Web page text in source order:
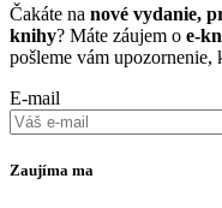
Čakáte na nové vydanie,
knihy? Máte záujem o e-
pošleme vám
E-mail
Zaujíma ma